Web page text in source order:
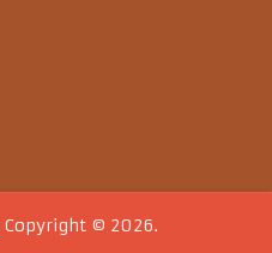
Copyright © 2026.